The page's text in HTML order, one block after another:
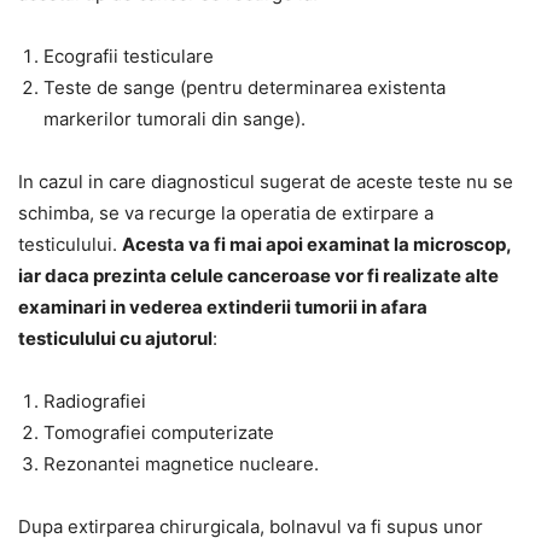
Ecografii testiculare
Teste de sange (pentru determinarea existenta
markerilor tumorali din sange).
In cazul in care diagnosticul sugerat de aceste teste nu se
schimba, se va recurge la operatia de extirpare a
testiculului. Acesta va fi mai apoi examinat la microscop,
iar daca prezinta celule canceroase vor fi realizate alte
examinari in vederea extinderii tumorii in afara
testiculului cu ajutorul:
Radiografiei
Tomografiei computerizate
Rezonantei magnetice nucleare.
Dupa extirparea chirurgicala, bolnavul va fi supus unor